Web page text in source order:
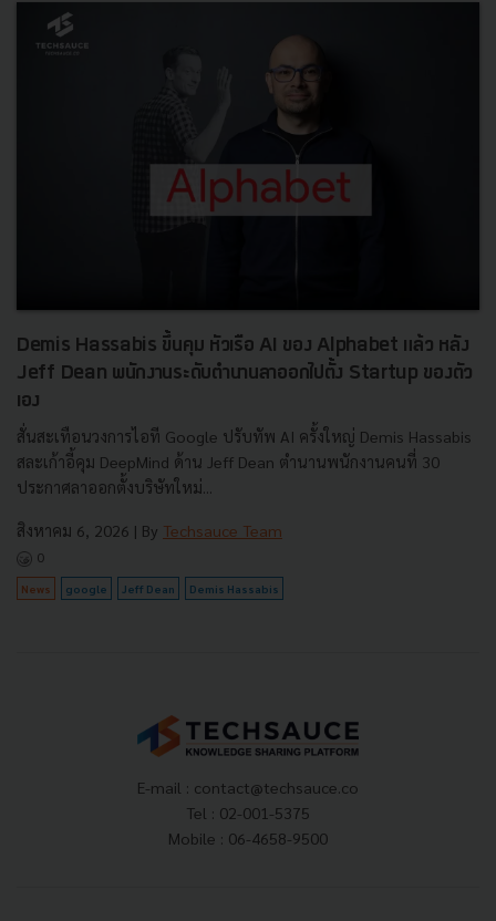
Demis Hassabis ขึ้นคุม หัวเรือ AI ของ Alphabet แล้ว หลัง
Jeff Dean พนักงานระดับตำนานลาออกไปตั้ง Startup ของตัว
เอง
สั่นสะเทือนวงการไอที Google ปรับทัพ AI ครั้งใหญ่ Demis Hassabis
สละเก้าอี้คุม DeepMind ด้าน Jeff Dean ตำนานพนักงานคนที่ 30
ประกาศลาออกตั้งบริษัทใหม่...
สิงหาคม 6, 2026 | By Techsauce Team
0
News google Jeff Dean Demis Hassabis
E-mail : contact@techsauce.co
Tel : 02-001-5375
Mobile : 06-4658-9500